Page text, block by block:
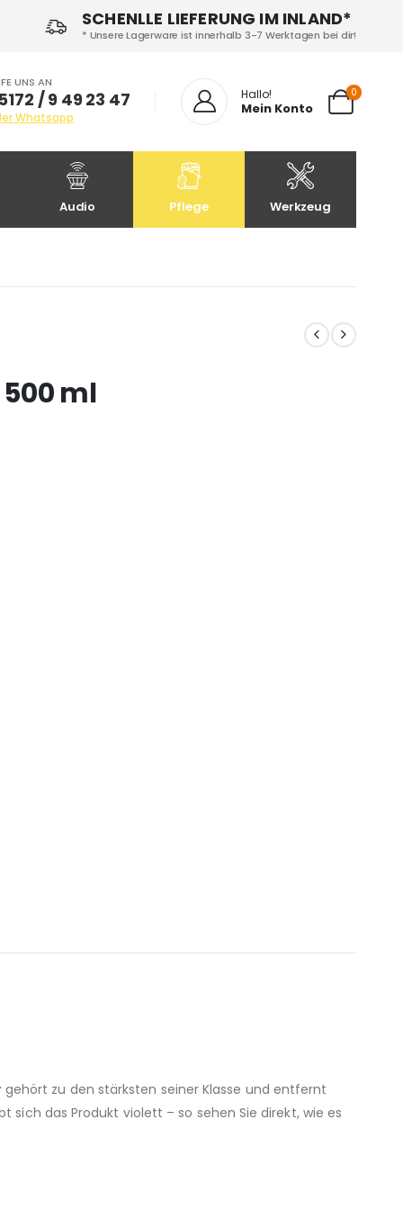
SCHENLLE LIEFERUNG IM INLAND*
* Unsere Lagerware ist innerhalb 3-7 Werktagen bei dir!
UNS AN
/ 9 49 23 47
Whatsapp
Hallo!
Mein Konto
0
Audio Pflege Werkzeug
500 ml
gehört zu den stärksten seiner Klasse und entfernt
sich das Produkt violett – so sehen Sie direkt, wie es